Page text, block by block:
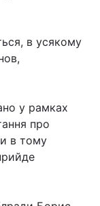
в усякому
у рамках
про
в тому